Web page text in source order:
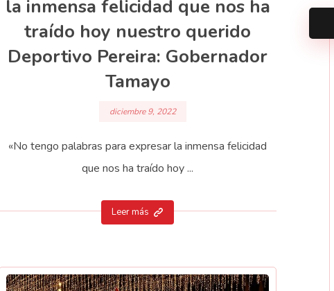
la inmensa felicidad que nos ha
traído hoy nuestro querido
Deportivo Pereira: Gobernador
Tamayo
diciembre 9, 2022
«No tengo palabras para expresar la inmensa felicidad
que nos ha traído hoy ...
Leer más